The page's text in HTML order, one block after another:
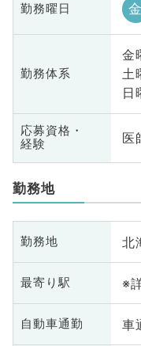
勤務曜日 金
勤務体系
金
土
日
応募資格・
経験
医
勤務地
勤務地 北
最寄り駅 ※
自動車通勤 車